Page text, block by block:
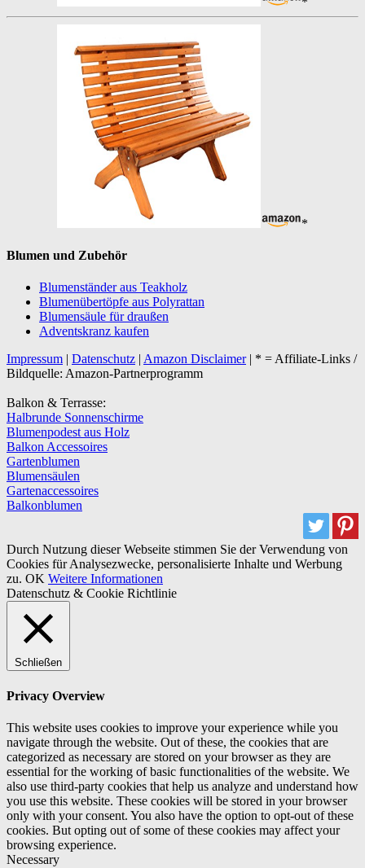
*
Blumen und Zubehör
Blumenständer aus Teakholz
Blumenübertöpfe aus Polyrattan
Blumensäule für draußen
Adventskranz kaufen
Impressum
Datenschutz Amazon Disclaimer| * = Affiliate-Links /
Bildquelle: Amazon-Partnerprogramm
Balkon & Terrasse:
Halbrunde Sonnenschirme
Blumenpodest aus Holz
Balkon Accessoires
Gartenblumen
Blumensäulen
Gartenaccessoires
Balkonblumen
Durch Nutzung dieser Webseite stimmen Sie der Verwendung von
Cookies für Analysezwecke, personalisierte Inhalte und Werbung
zu. OK Weitere Informationen
Datenschutz & Cookie Richtlinie
Schließen
Privacy Overview
This website uses cookies to improve your experience while you
navigate through the website. Out of these, the cookies that are
categorized as necessary are stored on your browser as they are
essential for the working of basic functionalities of the website. We
also use third-party cookies that help us analyze and understand how
you use this website. These cookies will be stored in your browser
only with your consent. You also have the option to opt-out of these
cookies. But opting out of some of these cookies may affect your
browsing experience.
Necessary